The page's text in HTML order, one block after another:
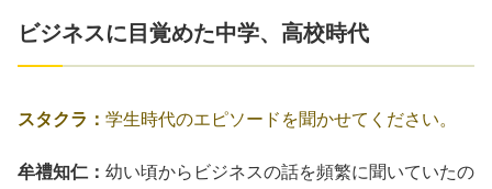
ビジネスに目覚めた中学、高校時代
スタクラ： 学生時代のエピソードを聞かせてください。
牟禮知仁： 幼い頃からビジネスの話を頻繁に聞いていたの